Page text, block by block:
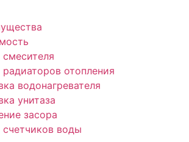
отопления
водонагревателя
унитаза
засора
счетчиков воды